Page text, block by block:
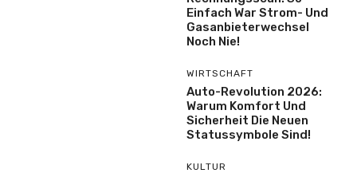
Einfach War Strom- Und
Gasanbieterwechsel
Noch Nie!
WIRTSCHAFT
Auto-Revolution 2026:
Warum Komfort Und
Sicherheit Die Neuen
Statussymbole Sind!
KULTUR